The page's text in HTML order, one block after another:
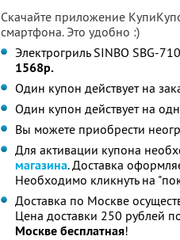
Скачайте приложение
смартфона. Это удобно :)
Электрогриль SINBO SBG-
1568р.
Один купон действует на
Один купон действует на
Вы можете приобрести
Для активации купона
магазина. Доставка
Необходимо кликнуть на
Доставка по Москве
Цена доставки 250 рублей
Москве бесплатная!